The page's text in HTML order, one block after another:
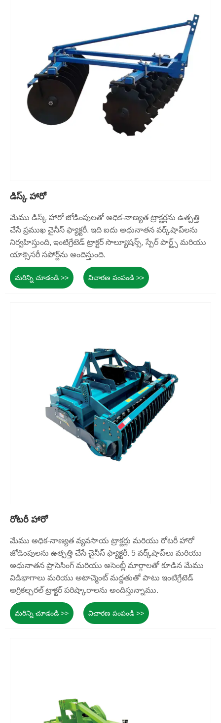
డిస్క్ హారో
మేము డిస్క్ హారో జోడింపులతో అధిక-నాణ్యత ట్రాక్టర్లను ఉత్పత్తి
చేసే ప్రముఖ చైనీస్ ఫ్యాక్టరీ. ఇది ఐదు అధునాతన వర్క్‌షాప్‌లను
నిర్వహిస్తుంది, ఇంటిగ్రేటెడ్ ట్రాక్టర్ సొల్యూషన్స్, స్పేర్ పార్ట్స్ మరియు
యాక్సెసరీ సపోర్ట్‌ను అందిస్తుంది.
మరిన్ని చూడండి >> విచారణ పంపండి >>
రోటరీ హారో
మేము అధిక-నాణ్యత వ్యవసాయ ట్రాక్టర్లు మరియు రోటరీ హారో
జోడింపులను ఉత్పత్తి చేసే చైనీస్ ఫ్యాక్టరీ. 5 వర్క్‌షాప్‌లు మరియు
అధునాతన ప్రాసెసింగ్ మరియు అసెంబ్లీ మార్గాలతో కూడిన మేము
విడిభాగాలు మరియు అటాచ్మెంట్ మద్దతుతో పాటు ఇంటిగ్రేటెడ్
అగ్రికల్చరల్ ట్రాక్టర్ పరిష్కారాలను అందిస్తున్నాము.
మరిన్ని చూడండి >> విచారణ పంపండి >>